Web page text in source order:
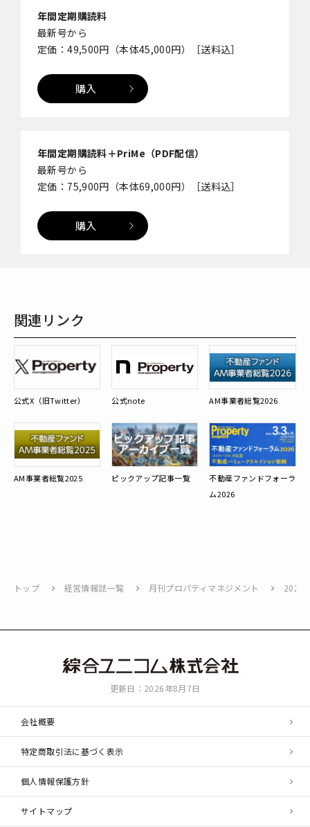
年間定期購読料
最新号から
定価：49,500円（本体45,000円）［送料込］
購入
年間定期購読料＋PriMe（PDF配信）
最新号から
定価：75,900円（本体69,000円）［送料込］
購入
関連リンク
公式X（旧Twitter） 公式note AM事業者総覧2026
AM事業者総覧2025 ピックアップ記事一覧
不動産ファンドフォーラ
ム2026
トップ 経営情報誌一覧 月刊プロパティマネジメント 2026
ニ
コ
ム
更新日：2026年8月7日
会社概要
特定商取引法に基づく表示
個人情報保護方針
サイトマップ